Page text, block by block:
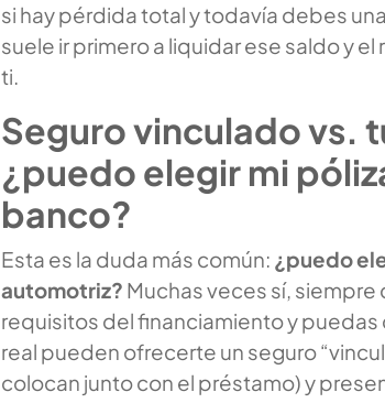
si hay pérdida total y todavía debes
suele ir primero a liquidar ese saldo y
ti.
Seguro vinculado vs.
¿puedo elegir mi
banco?
Esta es la duda más común: ¿puedo
automotriz? Muchas veces sí, siempre
requisitos del financiamiento y puedas
real pueden ofrecerte un seguro
colocan junto con el préstamo) y